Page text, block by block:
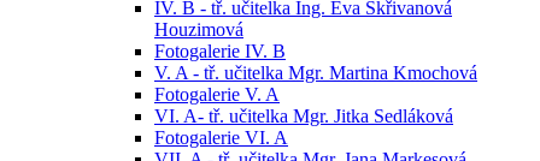
IV. B - tř. učitelka Ing. Eva Skřivanová
Houzimová
Fotogalerie IV. B
V. A - tř. učitelka Mgr. Martina Kmochová
Fotogalerie V. A
VI. A- tř. učitelka Mgr. Jitka Sedláková
Fotogalerie VI. A